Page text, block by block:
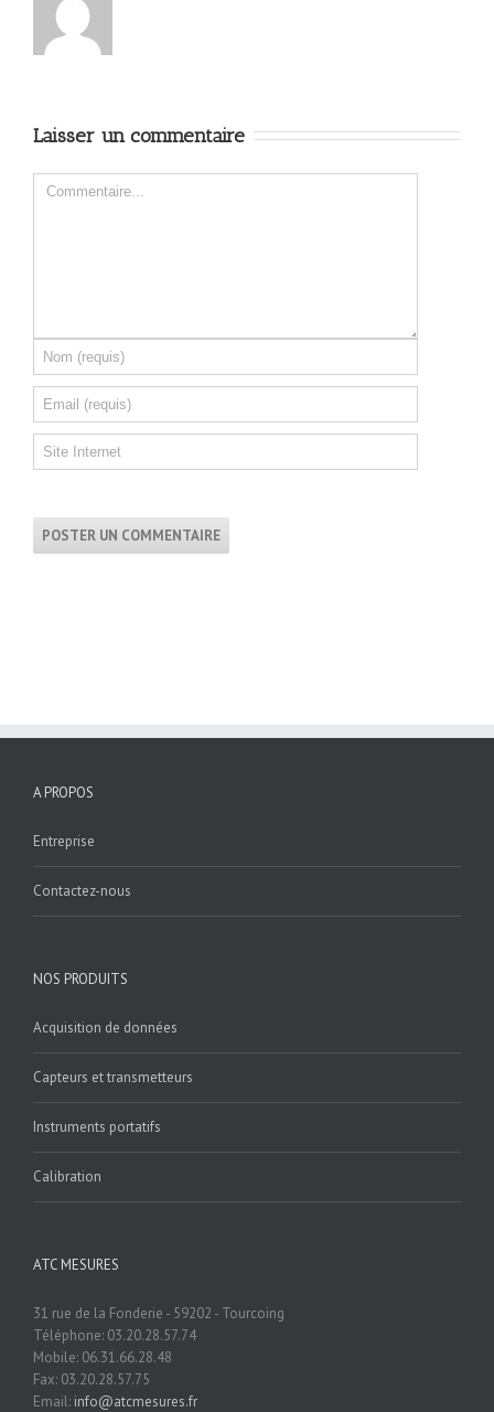
Laisser un commentaire
A PROPOS
Entreprise
Contactez-nous
NOS PRODUITS
Acquisition de données
Capteurs et transmetteurs
Instruments portatifs
Calibration
ATC MESURES
31 rue de la Fonderie - 59202 - Tourcoing
Téléphone: 03.20.28.57.74
Mobile: 06.31.66.28.48
Fax: 03.20.28.57.75
Email: info@atcmesures.fr